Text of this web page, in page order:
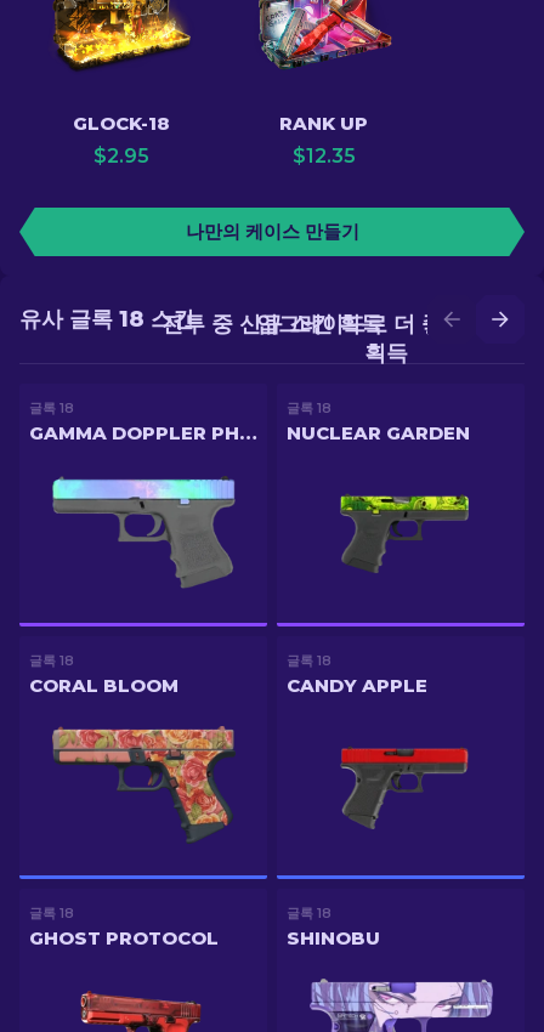
GLOCK-18
$2.95
RANK UP
$12.35
나만의 케이스 만들기
업그레이드로 더 좋은 스킨
획득
전투 중 신규 스킨 획득
유사 글록 18 스킨
글록 18
GAMMA DOPPLER PHASE 1
글록 18
NUCLEAR GARDEN
글록 18
CORAL BLOOM
글록 18
CANDY APPLE
글록 18
GHOST PROTOCOL
글록 18
SHINOBU